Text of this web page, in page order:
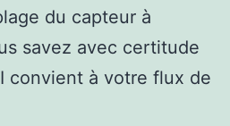
du capteur à
savez avec certitude
convient à votre flux de